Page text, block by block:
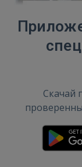
Скачай